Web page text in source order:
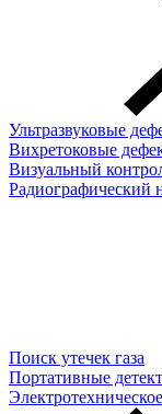
Ультразвуковые
Вихретоковые
Визуальный
Радиографический
Поиск утечек газа
Портативные